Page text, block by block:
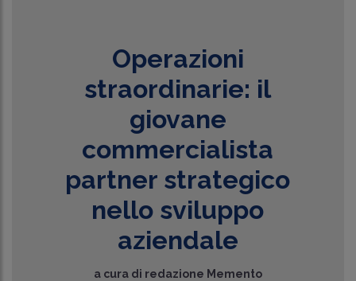
Operazioni
straordinarie: il
giovane
commercialista
partner strategico
nello sviluppo
aziendale
a cura di redazione Memento